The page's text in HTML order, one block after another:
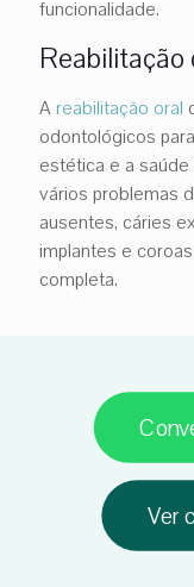
funcionalidade.
Reabilitação
Areabilitação oral
odontológicos
estética e a saúde
vários problemas
ausentes, cáries
implantes e
completa.
Ver